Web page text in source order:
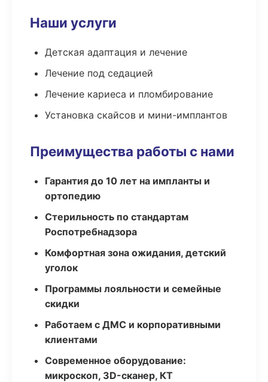
Наши услуги
Детская адаптация и лечение
Лечение под седацией
Лечение кариеса и пломбирование
Установка скайсов и мини-имплантов
Преимущества работы с нами
Гарантия до 10 лет на импланты и
ортопедию
Стерильность по стандартам
Роспотребнадзора
Комфортная зона ожидания, детский
уголок
Программы лояльности и семейные
скидки
Работаем с ДМС и корпоративными
клиентами
Современное оборудование:
микроскоп, 3D-сканер, КТ